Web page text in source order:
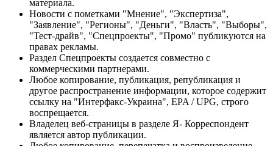
материала.
Новости с пометками "Мнение", "Экспертиза",
"Заявление", "Регионы", "Деньги", "Власть", "Выборы",
"Тест-драйв", "Спецпроекты", "Промо" публикуются на
правах рекламы.
Раздел Спецпроекты создается совместно с
коммерческими партнерами.
Любое копирование, публикация, републикация и
другое распространение информации, которое содержит
ссылку на "Интерфакс-Украина", EPA / UPG, строго
воспрещается.
Владелец веб-страницы в разделе Я- Корреспондент
является автор публикации.